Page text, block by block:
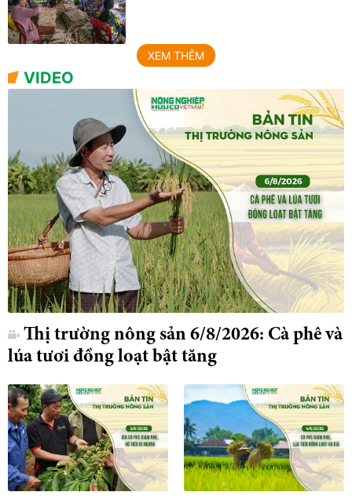
XEM THÊM
VIDEO
Thị trường nông sản 6/8/2026: Cà phê và
lúa tươi đồng loạt bật tăng